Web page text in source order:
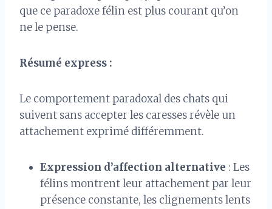
que ce paradoxe félin est plus courant qu’on
ne le pense.
Résumé express :
Le comportement paradoxal des chats qui
suivent sans accepter les caresses révèle un
attachement exprimé différemment.
Expression d’affection alternative : Les
félins montrent leur attachement par leur
présence constante, les clignements lents